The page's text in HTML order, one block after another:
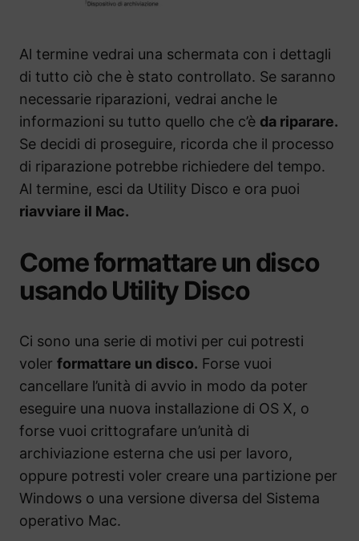
Al termine vedrai una schermata con i dettagli
di tutto ciò che è stato controllato. Se saranno
necessarie riparazioni, vedrai anche le
informazioni su tutto quello che c’è da riparare.
Se decidi di proseguire, ricorda che il processo
di riparazione potrebbe richiedere del tempo.
Al termine, esci da Utility Disco e ora puoi
riavviare il Mac.
Come formattare un disco
usando Utility Disco
Ci sono una serie di motivi per cui potresti
voler formattare un disco. Forse vuoi
cancellare l’unità di avvio in modo da poter
eseguire una nuova installazione di OS X, o
forse vuoi crittografare un’unità di
archiviazione esterna che usi per lavoro,
oppure potresti voler creare una partizione per
Windows o una versione diversa del Sistema
operativo Mac.